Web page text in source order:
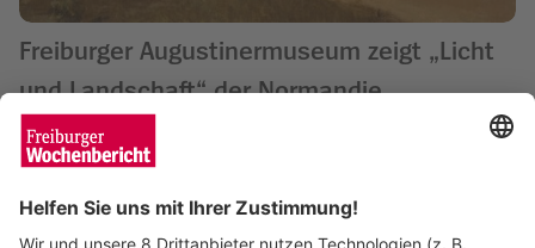
Freiburger Augustinermuseum zeigt „Licht
und Landschaft“ der Normandie